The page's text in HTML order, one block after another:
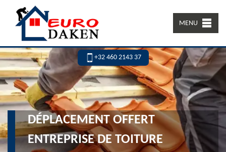
MENU
+32 460 2143 37
DÉPLACEMENT OFFERT
ENTREPRISE DE TOITURE